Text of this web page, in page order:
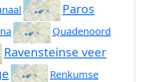
Paros
Quadenoord
Ravensteinse veer
Renkumse